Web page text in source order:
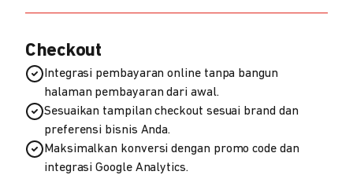
Checkout
Integrasi pembayaran online tanpa bangun
halaman pembayaran dari awal.
Sesuaikan tampilan checkout sesuai brand dan
preferensi bisnis Anda.
Maksimalkan konversi dengan promo code dan
integrasi Google Analytics.